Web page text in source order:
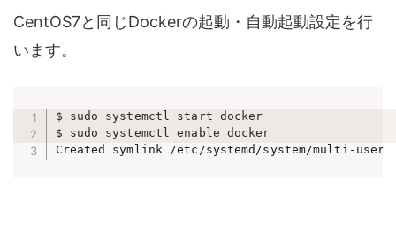
CentOS7と同じDockerの起動・自動起動設定を行
います。
$ sudo systemctl start docker
$ sudo systemctl enable docker
Created symlink /etc/systemd/system/multi-